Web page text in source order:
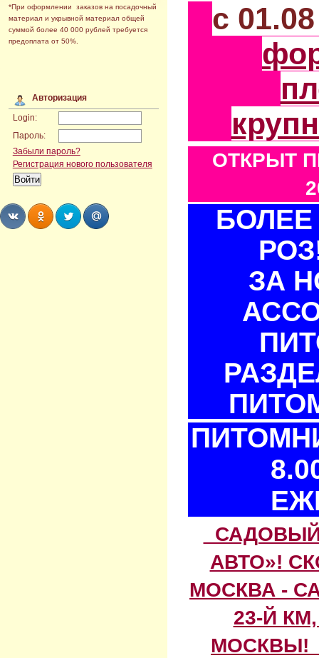
*При оформлении заказов на посадочный
материал и укрывной материал общей
суммой более 40 000 рублей требуется
предоплата от 50%.
Авторизация
Login:
Пароль:
Забыли пароль?
Регистрация нового пользователя
с
ОТКРЫТ
БОЛЕЕ
ЗА
АВТО»!
МОСКВА -
23-Й
МОСКВЫ!